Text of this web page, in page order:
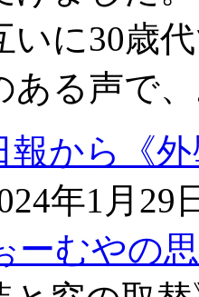
いに30歳
ある声で
報から《
年1月29
ーむやの